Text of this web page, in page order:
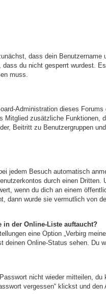
dass dein
du nicht gesperrt wurdest.
muss.
Administration dieses
zusätzliche Funktionen,
Beitritt zu Benutzergruppen
jedem Besuch automatisch
durch einen
wenn du dich an einem
dann wurde sie vermutlich von
in der Online-Liste auftaucht?
eine Option „Verbirg
deinen Online-Status sehen. Du
nicht wieder mitteilen,
vergessen“ klickst und